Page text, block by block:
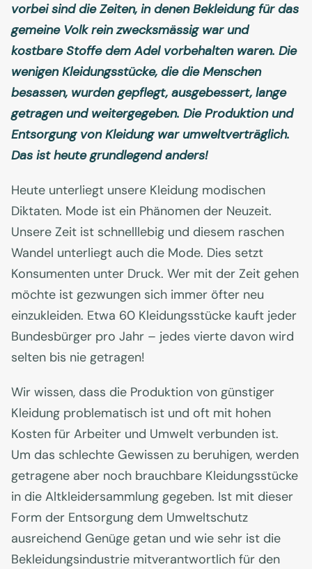
vorbei sind die Zeiten, in denen Bekleidung für das
gemeine Volk rein zwecksmässig war und
kostbare Stoffe dem Adel vorbehalten waren. Die
wenigen Kleidungsstücke, die die Menschen
besassen, wurden gepflegt, ausgebessert, lange
getragen und weitergegeben. Die Produktion und
Entsorgung von Kleidung war umweltverträglich.
Das ist heute grundlegend anders!
Heute unterliegt unsere Kleidung modischen
Diktaten. Mode ist ein Phänomen der Neuzeit.
Unsere Zeit ist schnelllebig und diesem raschen
Wandel unterliegt auch die Mode. Dies setzt
Konsumenten unter Druck. Wer mit der Zeit gehen
möchte ist gezwungen sich immer öfter neu
einzukleiden. Etwa 60 Kleidungsstücke kauft jeder
Bundesbürger pro Jahr – jedes vierte davon wird
selten bis nie getragen!
Wir wissen, dass die Produktion von günstiger
Kleidung problematisch ist und oft mit hohen
Kosten für Arbeiter und Umwelt verbunden ist.
Um das schlechte Gewissen zu beruhigen, werden
getragene aber noch brauchbare Kleidungsstücke
in die Altkleidersammlung gegeben. Ist mit dieser
Form der Entsorgung dem Umweltschutz
ausreichend Genüge getan und wie sehr ist die
Bekleidungsindustrie mitverantwortlich für den